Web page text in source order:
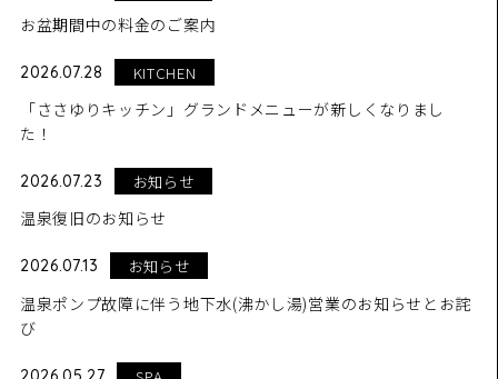
お盆期間中の料金のご案内
2026.07.28
KITCHEN
「ささゆりキッチン」グランドメニューが新しくなりまし
た！
2026.07.23
お知らせ
温泉復旧のお知らせ
2026.07.13
お知らせ
温泉ポンプ故障に伴う地下水(沸かし湯)営業のお知らせとお詫
び